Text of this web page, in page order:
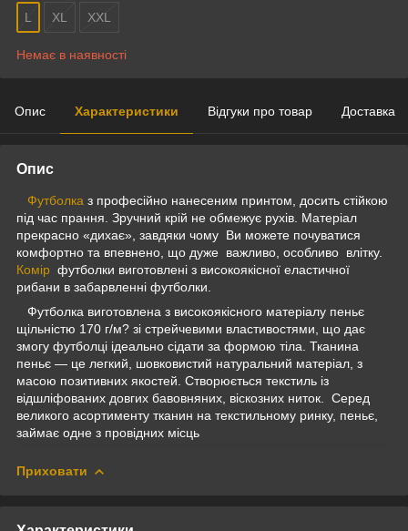
L XL XXL
Немає в наявності
Опис Характеристики Відгуки про товар Доставка
Опис
Футболка з професійно нанесеним принтом, досить стійкою
під час прання. Зручний крій не обмежує рухів. Матеріал
прекрасно «дихає», завдяки чому Ви можете почуватися
комфортно та впевнено, що дуже важливо, особливо влітку.
Комір футболки виготовлені з високоякісної еластичної
рибани в забарвленні футболки.
Футболка виготовлена з високоякісного матеріалу пеньє
щільністю 170 г/м? зі стрейчевими властивостями, що дає
змогу футболці ідеально сідати за формою тіла. Тканина
пеньє — це легкий, шовковистий натуральний матеріал, з
масою позитивних якостей. Створюється текстиль із
відшліфованих довгих бавовняних, віскозних ниток. Серед
великого асортименту тканин на текстильному ринку, пеньє,
займає одне з провідних місць
Приховати